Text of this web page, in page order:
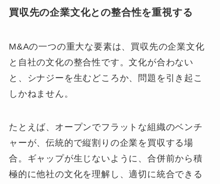
買収先の企業文化との整合性を重視する
M&Aの一つの重大な要素は、買収先の企業文化
と自社の文化の整合性です。文化が合わない
と、シナジーを生むどころか、問題を引き起こ
しかねません。
たとえば、オープンでフラットな組織のベンチ
ャーが、伝統的で縦割りの企業を買収する場
合。ギャップが生じないように、合併前から積
極的に他社の文化を理解し、適切に統合できる